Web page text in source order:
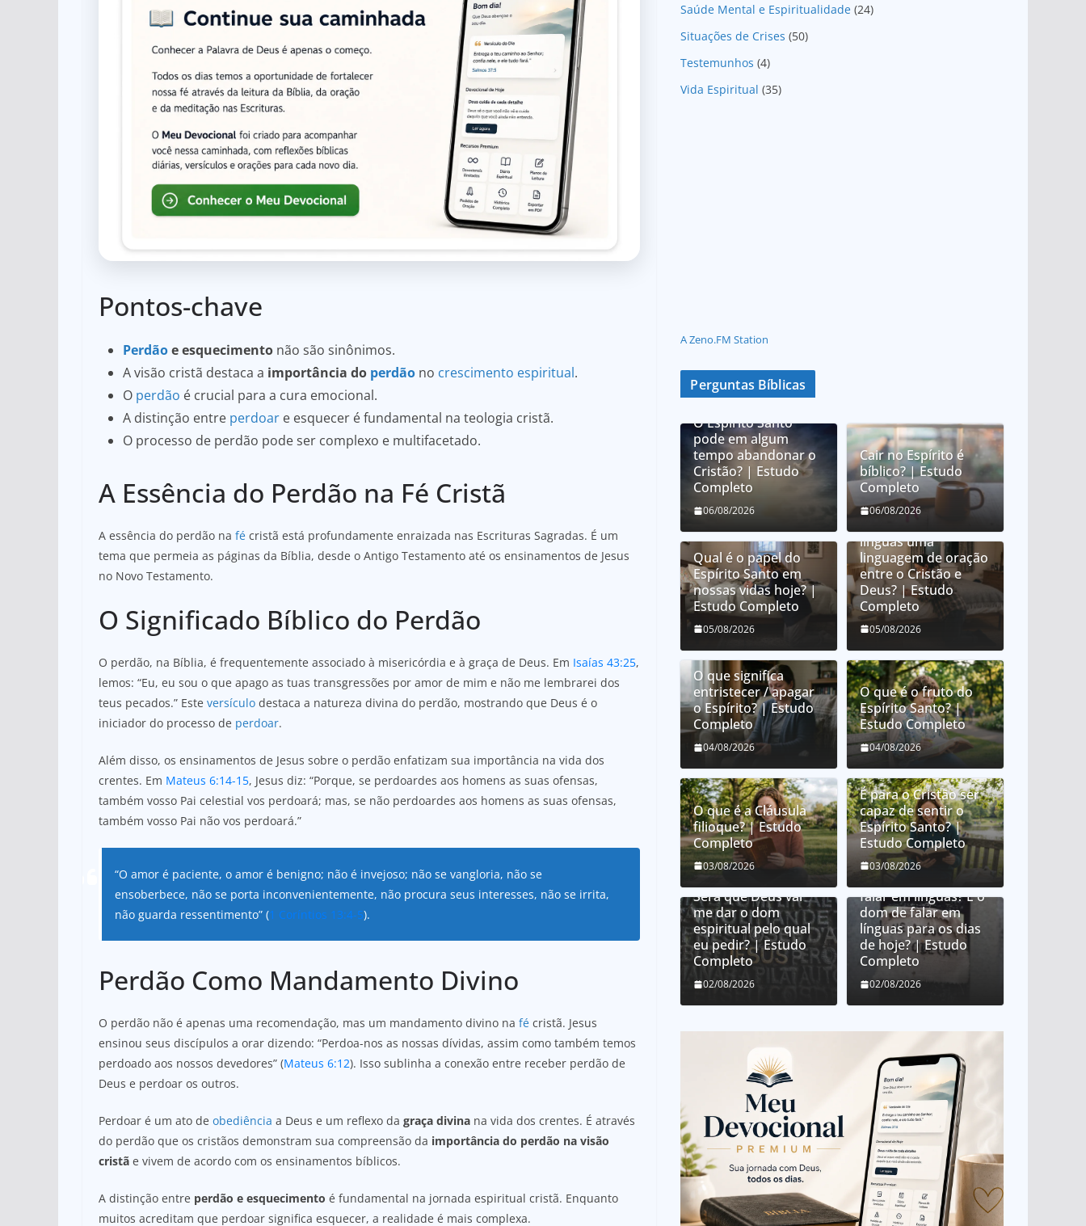
Pontos-chave
Perdãoe esquecimento não são sinônimos.
A visão cristã destaca a importância do perdão no crescimento espiritual.
O perdão é crucial para a cura emocional.
A distinção entre perdoar e esquecer é fundamental na teologia cristã.
O processo de perdão pode ser complexo e multifacetado.
A Essência do Perdão na Fé Cristã
A essência do perdão na fé cristã está profundamente enraizada nas Escrituras Sagradas. É um
tema que permeia as páginas da Bíblia, desde o Antigo Testamento até os ensinamentos de Jesus
no Novo Testamento.
O Significado Bíblico do Perdão
O perdão, na Bíblia, é frequentemente associado à misericórdia e à graça de Deus. Em Isaías 43:25,
lemos: “Eu, eu sou o que apago as tuas transgressões por amor de mim e não me lembrarei dos
teus pecados.” Este versículo destaca a natureza divina do perdão, mostrando que Deus é o
iniciador do processo de perdoar.
Além disso, os ensinamentos de Jesus sobre o perdão enfatizam sua importância na vida dos
crentes. Em Mateus 6:14-15, Jesus diz: “Porque, se perdoardes aos homens as suas ofensas,
também vosso Pai celestial vos perdoará; mas, se não perdoardes aos homens as suas ofensas,
também vosso Pai não vos perdoará.”
“O amor é paciente, o amor é benigno; não é invejoso; não se vangloria, não se
ensoberbece, não se porta inconvenientemente, não procura seus interesses, não se irrita,
não guarda ressentimento” (1 Coríntios 13:4-5).
Perdão Como Mandamento Divino
O perdão não é apenas uma recomendação, mas um mandamento divino na fé cristã. Jesus
ensinou seus discípulos a orar dizendo: “Perdoa-nos as nossas dívidas, assim como também temos
perdoado aos nossos devedores” (Mateus 6:12). Isso sublinha a conexão entre receber perdão de
Deus e perdoar os outros.
Perdoar é um ato de obediência a Deus e um reflexo da graça divina na vida dos crentes. É através
do perdão que os cristãos demonstram sua compreensão da importância do perdão na visão
cristã e vivem de acordo com os ensinamentos bíblicos.
A distinção entre perdão e esquecimento é fundamental na jornada espiritual cristã. Enquanto
muitos acreditam que perdoar significa esquecer, a realidade é mais complexa.
Saúde Mental e Espiritualidade (24)
Situações de Crises (50)
Testemunhos (4)
Vida Espiritual (35)
A Zeno.FM Station
Perguntas Bíblicas
O Espírito Santo
pode em algum
tempo abandonar o
Cristão? | Estudo
Completo
06/08/2026
Cair no Espírito é
bíblico? | Estudo
Completo
06/08/2026
Qual é o papel do
Espírito Santo em
nossas vidas hoje? |
Estudo Completo
05/08/2026
O que é orar em
línguas uma
linguagem de oração
entre o Cristão e
Deus? | Estudo
Completo
05/08/2026
O que significa
entristecer / apagar
o Espírito? | Estudo
Completo
04/08/2026
O que é o fruto do
Espírito Santo? |
Estudo Completo
04/08/2026
O que é a Cláusula
filioque? | Estudo
Completo
03/08/2026
É para o Cristão ser
capaz de sentir o
Espírito Santo? |
Estudo Completo
03/08/2026
Como Deus distribui
Será que Deus vai
me dar o dom
espiritual pelo qual
eu pedir? | Estudo
Completo
02/08/2026
falar em línguas? É o
dom de falar em
línguas para os dias
de hoje? | Estudo
Completo
02/08/2026